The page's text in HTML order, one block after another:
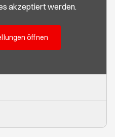
akzeptiert werden.
öffnen